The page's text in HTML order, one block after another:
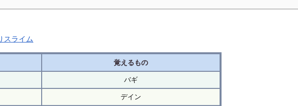
スライム
覚えるもの
バギ
デイン